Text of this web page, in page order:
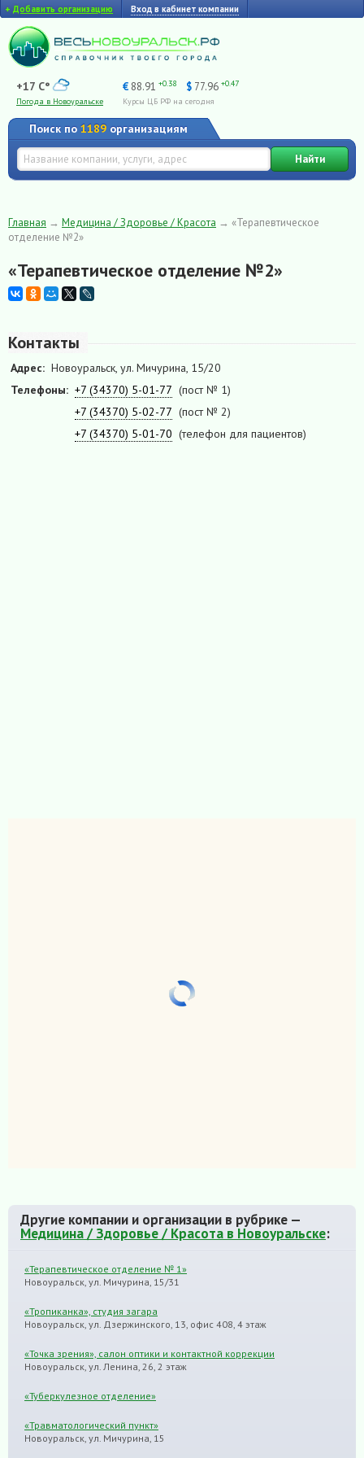
+ Добавить организацию Вход в кабинет компании
+17 C°
Погода в Новоуральске
€ 88.91 +0.38 $ 77.96 +0.47
Курсы ЦБ РФ на сегодня
Поиск по 1189 организациям
Найти
Главная → Медицина / Здоровье / Красота → «Терапевтическое
отделение №2»
«Терапевтическое отделение №2»
Контакты
Адрес: Новоуральск, ул. Мичурина, 15/20
Телефоны: +7 (34370) 5-01-77 (пост № 1)
+7 (34370) 5-02-77 (пост № 2)
+7 (34370) 5-01-70 (телефон для пациентов)
Другие компании и организации в рубрике —
Медицина / Здоровье / Красота в Новоуральске:
«Терапевтическое отделение № 1»
Новоуральск, ул. Мичурина, 15/31
«Тропиканка», студия загара
Новоуральск, ул. Дзержинского, 13, офис 408, 4 этаж
«Точка зрения», салон оптики и контактной коррекции
Новоуральск, ул. Ленина, 26, 2 этаж
«Туберкулезное отделение»
«Травматологический пункт»
Новоуральск, ул. Мичурина, 15